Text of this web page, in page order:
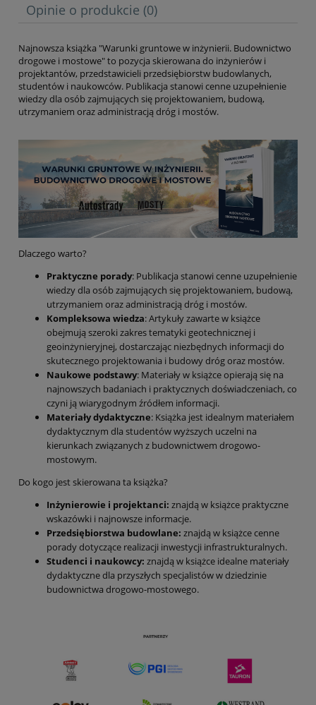
Opinie o produkcie (0)
Najnowsza książka "Warunki gruntowe w inżynierii. Budownictwo
drogowe i mostowe" to pozycja skierowana do inżynierów i
projektantów, przedstawicieli przedsiębiorstw budowlanych,
studentów i naukowców. Publikacja stanowi cenne uzupełnienie
wiedzy dla osób zajmujących się projektowaniem, budową,
utrzymaniem oraz administracją dróg i mostów.
Dlaczego warto?
Praktyczne porady: Publikacja stanowi cenne uzupełnienie
wiedzy dla osób zajmujących się projektowaniem, budową,
utrzymaniem oraz administracją dróg i mostów.
Kompleksowa wiedza: Artykuły zawarte w książce
obejmują szeroki zakres tematyki geotechnicznej i
geoinżynieryjnej, dostarczając niezbędnych informacji do
skutecznego projektowania i budowy dróg oraz mostów.
Naukowe podstawy: Materiały w książce opierają się na
najnowszych badaniach i praktycznych doświadczeniach, co
czyni ją wiarygodnym źródłem informacji.
Materiały dydaktyczne: Książka jest idealnym materiałem
dydaktycznym dla studentów wyższych uczelni na
kierunkach związanych z budownictwem drogowo-
mostowym.
Do kogo jest skierowana ta książka?
Inżynierowie i projektanci: znajdą w książce praktyczne
wskazówki i najnowsze informacje.
Przedsiębiorstwa budowlane: znajdą w książce cenne
porady dotyczące realizacji inwestycji infrastrukturalnych.
Studenci i naukowcy: znajdą w książce idealne materiały
dydaktyczne dla przyszłych specjalistów w dziedzinie
budownictwa drogowo-mostowego.